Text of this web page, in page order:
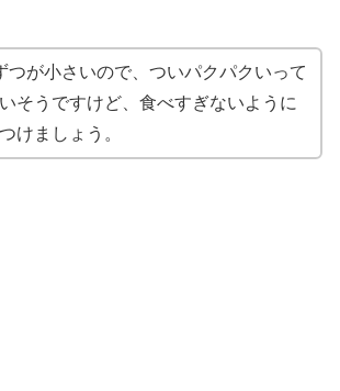
つが小さいので、ついパクパクいって
そうですけど、食べすぎないように
けましょう。